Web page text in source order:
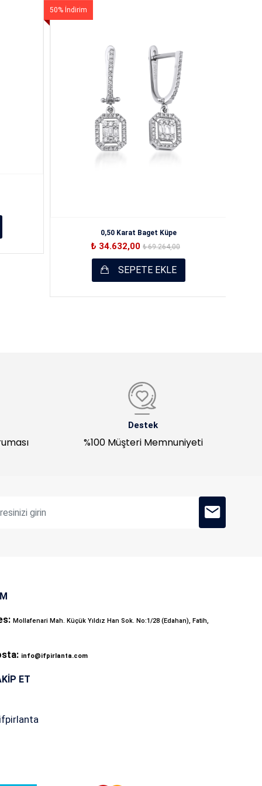
KAYDET
50% İndirim
0,50 Karat Baget Küpe
₺ 34.632,00 ₺ 69.264,00
SEPETE EKLE
Destek
%100 Müşteri Memnuniyeti
Mollafenari Mah. Küçük Yıldız Han Sok. No:1/28 (Edahan), Fatih,
info@ifpirlanta.com
ET